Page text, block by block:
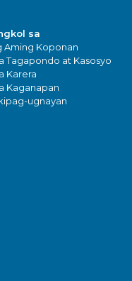
sa
Aming Koponan
Tagapondo at Kasosyo
Karera
Kaganapan
ugnayan